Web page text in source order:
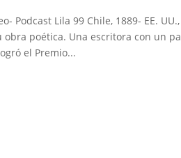
Podcast Lila 99 Chile, 1889- EE.
obra poética. Una escritora con un
el Premio...